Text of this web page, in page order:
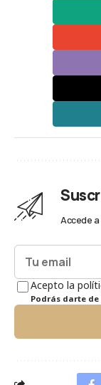
Accede
Acepto la
Podrás darte